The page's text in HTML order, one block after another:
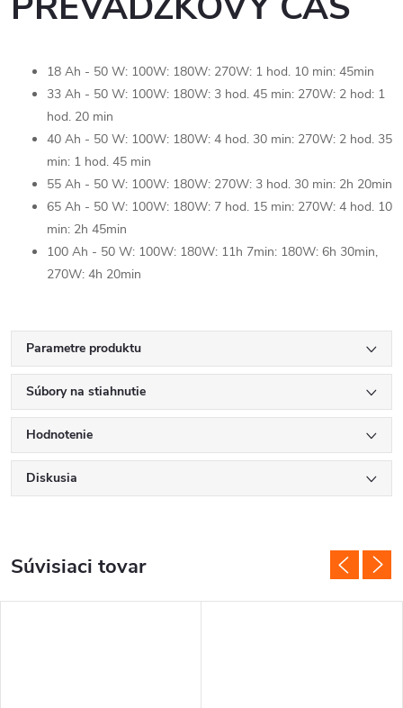
18 Ah - 50 W: 100W: 180W: 270W: 1 hod. 10 min: 45min
33 Ah - 50 W: 100W: 180W: 3 hod. 45 min: 270W: 2 hod: 1
hod. 20 min
40 Ah - 50 W: 100W: 180W: 4 hod. 30 min: 270W: 2 hod. 35
min: 1 hod. 45 min
55 Ah - 50 W: 100W: 180W: 270W: 3 hod. 30 min: 2h 20min
65 Ah - 50 W: 100W: 180W: 7 hod. 15 min: 270W: 4 hod. 10
min: 2h 45min
100 Ah - 50 W: 100W: 180W: 11h 7min: 180W: 6h 30min,
270W: 4h 20min
Parametre produktu
Súbory na stiahnutie
Hodnotenie
Diskusia
Súvisiaci tovar